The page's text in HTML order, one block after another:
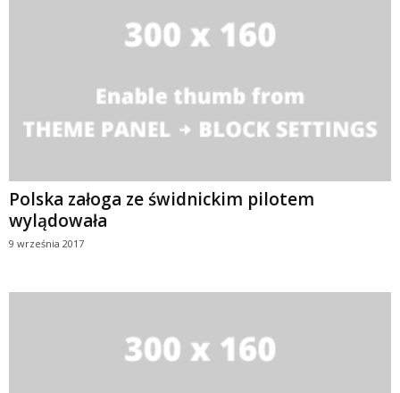
Polska załoga ze świdnickim pilotem
wylądowała
9 września 2017